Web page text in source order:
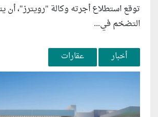
توقع استطلاع أجرته وكالة "رويترز"، أن
التضخم في...
أخبار عقارات